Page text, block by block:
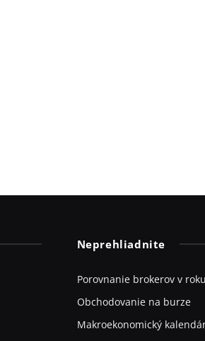
Neprehliadnite
Porovnanie brokerov v
Obchodovanie na burze
Makroekonomický